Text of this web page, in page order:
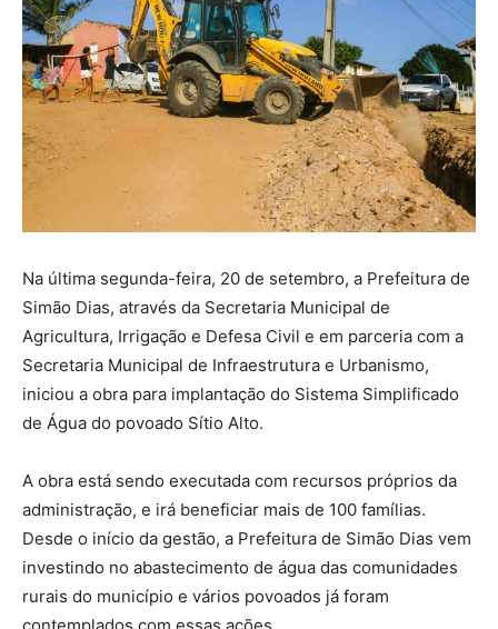
Na última segunda-feira, 20 de setembro, a Prefeitura de
Simão Dias, através da Secretaria Municipal de
Agricultura, Irrigação e Defesa Civil e em parceria com a
Secretaria Municipal de Infraestrutura e Urbanismo,
iniciou a obra para implantação do Sistema Simplificado
de Água do povoado Sítio Alto.
A obra está sendo executada com recursos próprios da
administração, e irá beneficiar mais de 100 famílias.
Desde o início da gestão, a Prefeitura de Simão Dias vem
investindo no abastecimento de água das comunidades
rurais do município e vários povoados já foram